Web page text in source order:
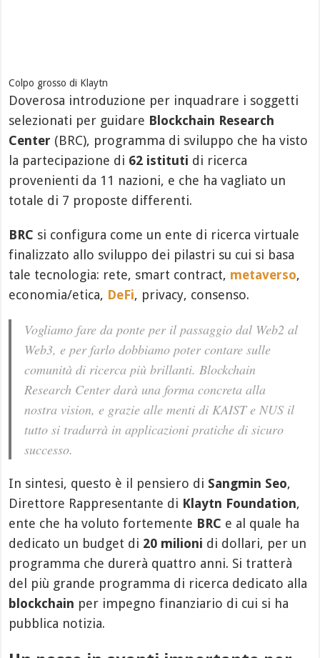
Colpo grosso di Klaytn
Doverosa introduzione per inquadrare i soggetti
selezionati per guidare Blockchain Research
Center (BRC), programma di sviluppo che ha visto
la partecipazione di 62 istituti di ricerca
provenienti da 11 nazioni, e che ha vagliato un
totale di 7 proposte differenti.
BRC si configura come un ente di ricerca virtuale
finalizzato allo sviluppo dei pilastri su cui si basa
tale tecnologia: rete, smart contract, metaverso,
economia/etica, DeFi, privacy, consenso.
Vogliamo fare da ponte per il passaggio dal Web2 al
Web3, e per farlo dobbiamo poter contare sulle
comunità di ricerca più brillanti. Blockchain
Research Center darà una forma concreta alla
nostra vision, e grazie alle menti di KAIST e NUS il
tutto si tradurrà in applicazioni pratiche di sicuro
successo.
In sintesi, questo è il pensiero di Sangmin Seo,
Direttore Rappresentante di Klaytn Foundation,
ente che ha voluto fortemente BRC e al quale ha
dedicato un budget di 20 milioni di dollari, per un
programma che durerà quattro anni. Si tratterà
del più grande programma di ricerca dedicato alla
blockchain per impegno finanziario di cui si ha
pubblica notizia.